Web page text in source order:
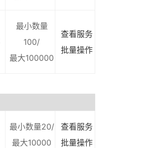
最小数量
100/
最大100000
查看服务
批量操作
最小数量20/
最大10000
查看服务
批量操作